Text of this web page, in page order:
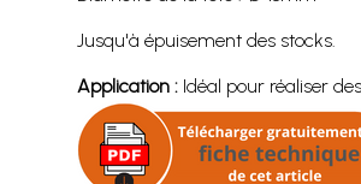
Jusqu'à épuisement des stocks.
Application :Idéal pour réaliser